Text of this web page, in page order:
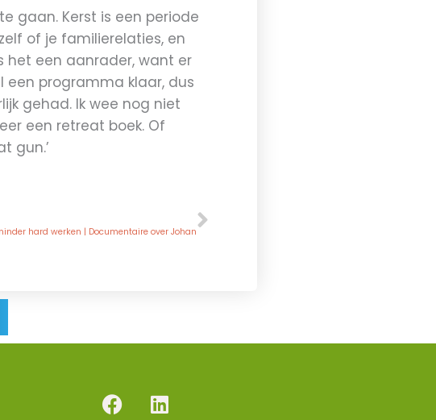
gaan. Kerst is een periode
of je familierelaties, en
het een aanrader, want er
een programma klaar, dus
gehad. Ik wee nog niet
een retreat boek. Of
gun.’
hard werken | Documentaire over Johan
Volgende
F
a
L
i